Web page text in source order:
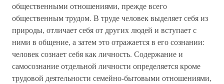
общественными отношениями, прежде всего
общественным трудом. В труде человек выделяет себя из
природы, отличает себя от других людей и вступает с
ними в общение, а затем это отражается в его сознании:
человек сознает себя как личность. Содержание и
самосознание отдельной личности определяется кроме
трудовой деятельности семейно-бытовыми отношениями,